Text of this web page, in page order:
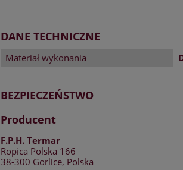
DANE TECHNICZNE
Materiał wykonania
BEZPIECZEŃSTWO
Producent
F.P.H. Termar
Ropica Polska 166
38-300 Gorlice, Polska